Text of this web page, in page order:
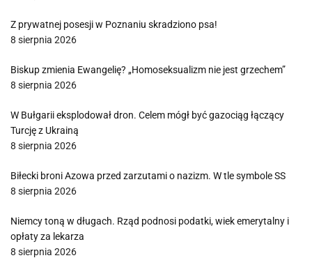
Z prywatnej posesji w Poznaniu skradziono psa!
8 sierpnia 2026
Biskup zmienia Ewangelię? „Homoseksualizm nie jest grzechem”
8 sierpnia 2026
W Bułgarii eksplodował dron. Celem mógł być gazociąg łączący
Turcję z Ukrainą
8 sierpnia 2026
Biłecki broni Azowa przed zarzutami o nazizm. W tle symbole SS
8 sierpnia 2026
Niemcy toną w długach. Rząd podnosi podatki, wiek emerytalny i
opłaty za lekarza
8 sierpnia 2026